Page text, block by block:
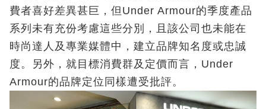
費者喜好差異甚巨，但Under Armour的季度產品
系列未有充份考慮這些分別，且該公司也未能在
時尚達人及專業媒體中，建立品牌知名度或忠誠
度。另外，就目標消費群及定價而言，Under
Armour的品牌定位同樣遭受批評。